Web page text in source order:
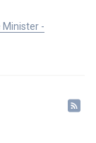
Minister -